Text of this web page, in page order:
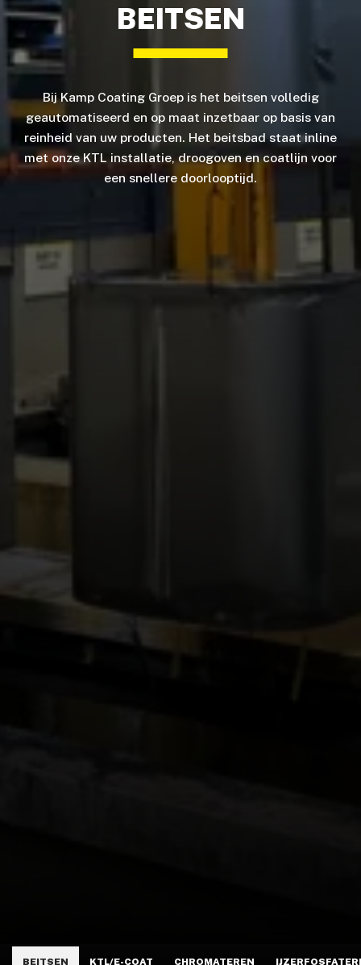
BEITSEN
Bij Kamp Coating Groep is het beitsen volledig
geautomatiseerd en op maat inzetbaar op basis van
reinheid van uw producten. Het beitsbad staat inline
met onze KTL installatie, droogoven en coatlijn voor
een snellere doorlooptijd.
BEITSEN KTL/E-COAT CHROMATEREN